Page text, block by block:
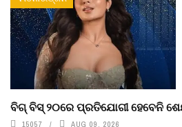
ବିଗ୍ ବିସ୍ ୨୦ରେ ପ୍ରତିଯୋଗୀ ହେବେନି
15057 AUG 09, 2026